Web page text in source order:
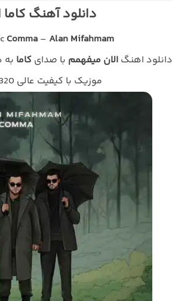
دانلود آهنگ
Comma – Alan Mifahmam
دانلود اهنگالان میفهمم با صدایکاما به
موزیک با کیفیت عالی 320 در